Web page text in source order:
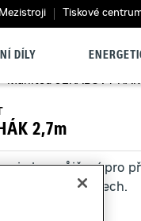
Mezistroji Tiskové
DÍLY
Manitou JEŘÁBOVÝ HÁK
2,7m
je k zapůjčení pro
na manipulátorech.